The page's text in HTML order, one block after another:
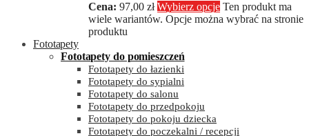
97,00 zł Wybierz opcje Ten produkt ma
wiele wariantów. Opcje można wybrać na stronie
produktu
Fototapety
Fototapety do pomieszczeń
Fototapety do łazienki
Fototapety do sypialni
Fototapety do salonu
Fototapety do przedpokoju
Fototapety do pokoju dziecka
Fototapety do poczekalni / recepcji